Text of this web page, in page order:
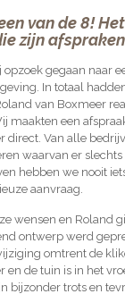
van de 8!
zijn
gegaan naar
In totaal
van Boxmeer
maakten een
direct. Van alle
waarvan er
hebben we nooit
aanvraag.
wensen en Roland
ontwerp werd
omtrent de
en de tuin is in het
bijzonder trots en